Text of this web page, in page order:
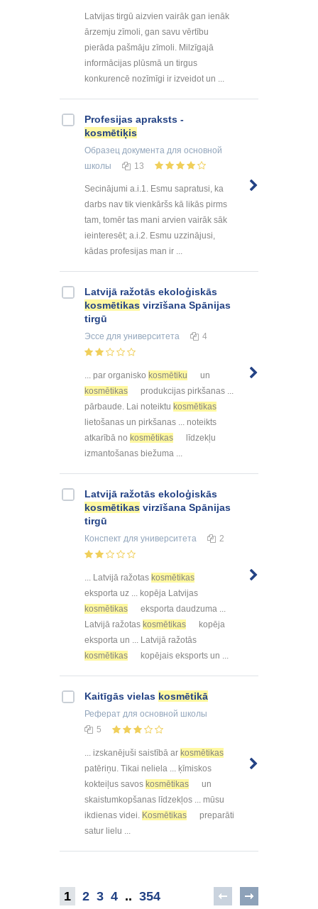
Latvijas tirgū aizvien vairāk gan ienāk
ārzemju zīmoli, gan savu vērtību
pierāda pašmāju zīmoli. Milzīgajā
informācijas plūsmā un tirgus
konkurencē nozīmīgi ir izveidot un ...
Profesijas apraksts -
kosmētiķis
Образец документа для основной
школы
13
Secinājumi a.i.1. Esmu sapratusi, ka
darbs nav tik vienkāršs kā likās pirms
tam, tomēr tas mani arvien vairāk sāk
ieinteresēt; a.i.2. Esmu uzzinājusi,
kādas profesijas man ir ...
Latvijā ražotās ekoloģiskās
kosmētikas virzīšana Spānijas
tirgū
Эссе для университета 4
... par organisko kosmētiku
un
kosmētikas
produkcijas pirkšanas ...
pārbaude. Lai noteiktu kosmētikas
lietošanas un pirkšanas ... noteikts
atkarībā no kosmētikas
līdzekļu
izmantošanas biežuma ...
Latvijā ražotās ekoloģiskās
kosmētikas virzīšana Spānijas
tirgū
Конспект для университета 2
... Latvijā ražotas kosmētikas
eksporta uz ... kopēja Latvijas
kosmētikas
eksporta daudzuma ...
Latvijā ražotas kosmētikas
kopēja
eksporta un ... Latvijā ražotās
kosmētikas
kopējais eksports un ...
Kaitīgās vielas kosmētikā
Реферат для основной школы
5
... izskanējuši saistībā ar kosmētikas
patēriņu. Tikai neliela ... ķīmiskos
kokteiļus savos kosmētikas
un
skaistumkopšanas līdzekļos ... mūsu
ikdienas videi. Kosmētikas
preparāti
satur lielu ...
1 2 3 4 .. 354